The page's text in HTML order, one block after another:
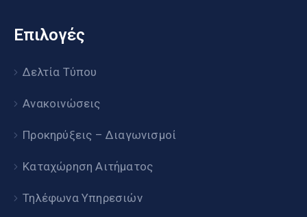
Επιλογές
Δελτία Τύπου
Ανακοινώσεις
Προκηρύξεις – Διαγωνισμοί
Καταχώρηση Αιτήματος
Τηλέφωνα Υπηρεσιών